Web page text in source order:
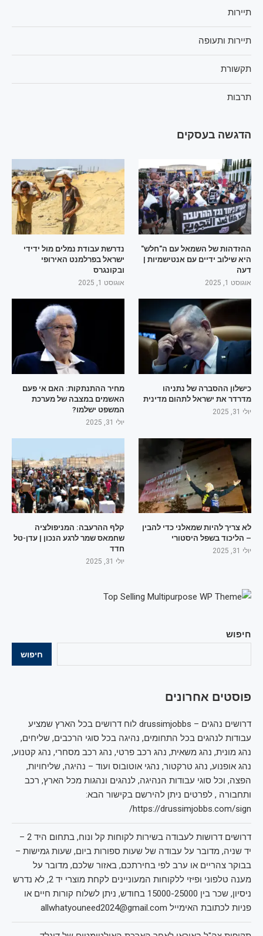
חיפוש
חיפוש
פוסטים אחרונים
דרושים נהגים – drussimjobbs לוח דרושים בכל הארץ שמציע
עבודות לנהגים בכל התחומים, נהיגה בכל סוגי הרכבים, שליחים,
נהג מונית, נהג משאית, נהג רכב פרטי, נהג רכב מסחרי, נהג קטנוע,
נהג אופנוע, נהג טרקטור, נהגי אוטובוס ועוד – נהיגה, שליחויות,
הפצה, וכל סוגי עבודות הנהיגה, לנהגים ונהגות מכל הארץ, רכב
ותחבורה , לפרטים ניתן להירשם בקישור הבא:
https://drussimjobbs.com/sign/
דרושים דרושות לעבודה בשירות לקוחות קל ונוח, בתחום היד 2 –
יד שניה, מדובר על עבודה של שעות ספורות ביום, שעות גמישות –
בבוקר צהריים או ערב לפי בחירתכם, באזור שלכם, מדובר על
מענה טלפוני ופיזי ללקוחות המעוניינים לקחת מוצרי יד 2, לא נדרש
ניסיון, שכר בין 15000-25000 בחודש, ניתן לשלוח קורות חיים או
פניות לכתובת האימייל allwhatyouneed2024@gmail.com
תיירות
תיירות ותעופה
תקשורת
תרבות
הדגשה בעסקים
ההזדהות של השמאל עם ה"חלש"
היא שילוב ידיים עם אנטישמיות |
דעה
אוגוסט 1, 2025
נדרשת עבודת נמלים מול ידידי
ישראל בפרלמנט האירופי
ובקונגרס
אוגוסט 1, 2025
כישלון ההסברה של נתניהו
מדרדר את ישראל לתהום מדינית
יולי 31, 2025
מחיר ההתנתקות: האם אי פעם
האשמים במצבה של מערכת
המשפט ישלמו?
יולי 31, 2025
לא צריך להיות שמאלני כדי להבין
– הליכוד בשפל היסטורי
יולי 31, 2025
קלף ההרעבה: המניפולציה
שחמאס שמר לרגע הנכון | עדן-טל
חדד
יולי 31, 2025